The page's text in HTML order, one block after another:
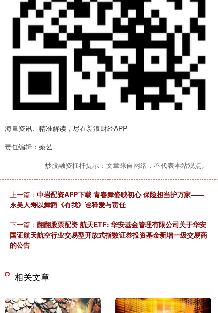
海量资讯、精准解读，尽在新浪财经APP
责任编辑：秦艺
炒股融资杠杆提示：文章来自网络，不代表本站观点。
上一篇： 中岩配资APP下载 青春舞姿映初心 保险担当护万家——
东吴人寿以舞蹈《有我》诠释爱与责任
下一篇： 翻翻股票配资 航天ETF: 华安基金管理有限公司关于华安
国证航天航空行业交易型开放式指数证券投资基金新增一级交易商
的公告
相关文章